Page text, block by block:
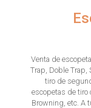
ARMAS CORTAS
TIRO Y
Venta de
Trap, Doble Trap,
tiro de
escopetas de tiro
Browning, etc. A